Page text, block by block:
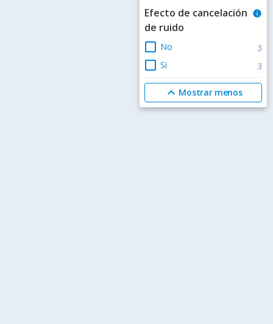
Efecto de cancelación
de ruido
info
check_box_outline_blank No 3
check_box_outline_blank Si 3
expand_less Mostrar menos